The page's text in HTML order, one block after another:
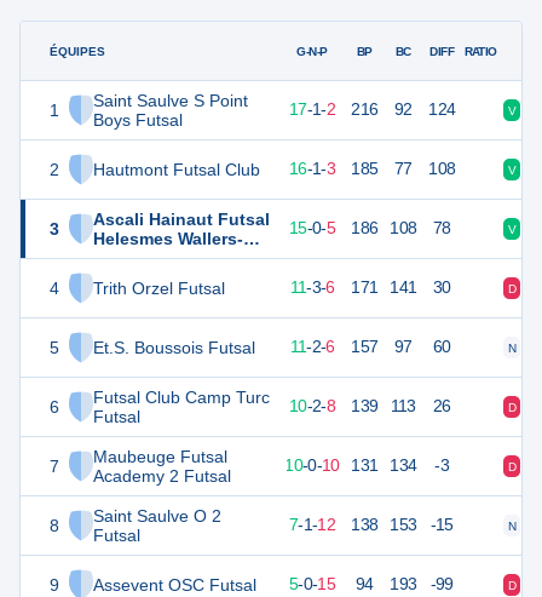
ÉQUIPES
1
Saint Saulve S Point
Boys Futsal
2 Hautmont Futsal Club
3
Ascali Hainaut Futsal
Helesmes Wallers-
Arenberg 2
4
Trith Orzel Futsal
5 Et.S. Boussois Futsal
6
Futsal Club Camp Turc
Futsal
7
Maubeuge Futsal
Academy 2 Futsal
8
Saint Saulve O 2
Futsal
9 Assevent OSC Futsal
G-N-P BP BC DIFF RATIO
52 17-1-2 216 92 124 V
49 20 16-1-3 185 77 108 V
45 20 15-0-5 186 108 78 V
36 11-3-6 171 141 30 D
34 20 11-2-6 157 97 60 N
32 20 10-2-8 139 113 26 D
30 10-0-10 131 134 -3 D
21 7-1-12 138 153 -15 N
15 20 5-0-15 94 193 -99 D